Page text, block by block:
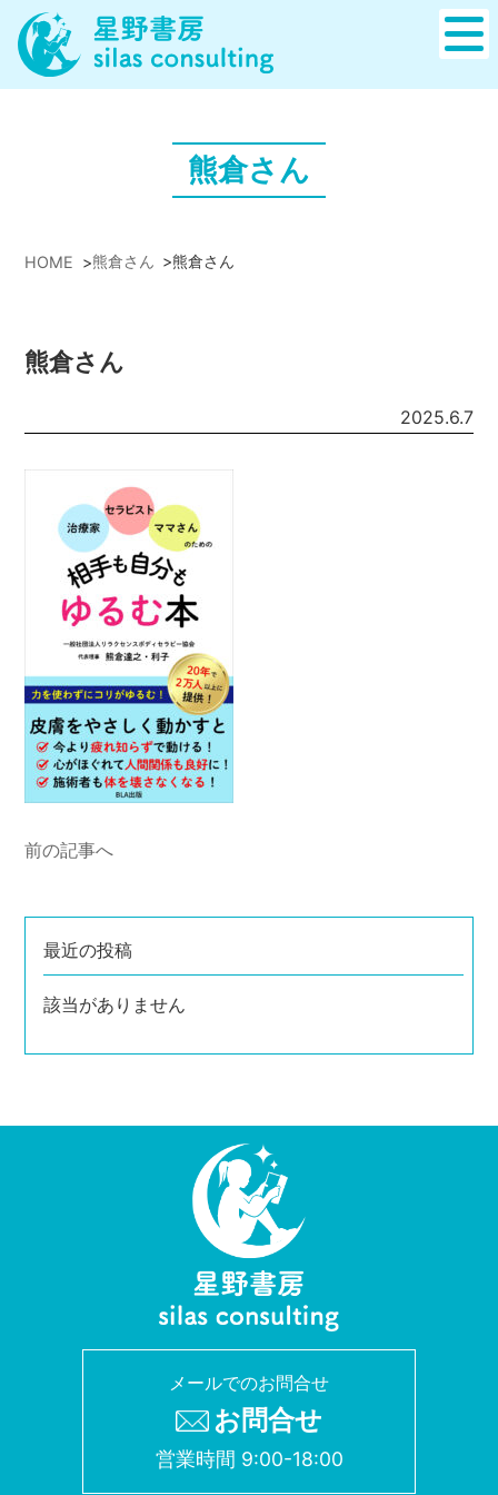
熊倉さん
HOME >熊倉さん >熊倉さん
熊倉さん
2025.6.7
前の記事へ
最近の投稿
該当がありません
メールでのお問合せ
お問合せ
営業時間 9:00-18:00